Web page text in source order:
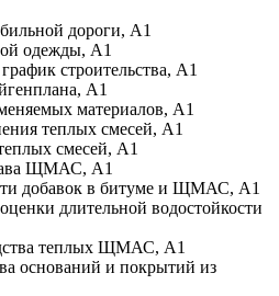
дороги, А1
одежды, А1
строительства, А1
А1
материалов, А1
теплых смесей, А1
смесей, А1
ЩМАС, А1
добавок в битуме и ЩМАС, А1
длительной водостойкости
теплых ЩМАС, А1
оснований и покрытий из